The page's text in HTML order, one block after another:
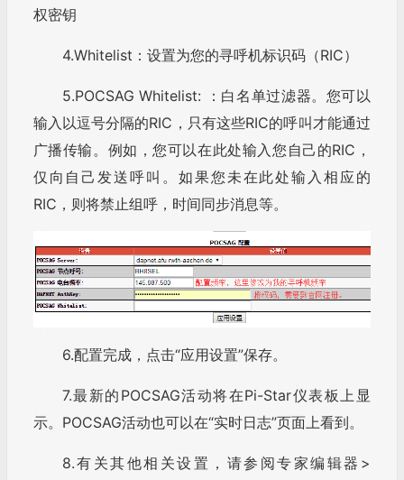
权密钥
4.Whitelist：设置为您的寻呼机标识码（RIC）
5.POCSAG Whitelist: ：白名单过滤器。您可以
输入以逗号分隔的RIC，只有这些RIC的呼叫才能通过
广播传输。例如，您可以在此处输入您自己的RIC，
仅向自己发送呼叫。如果您未在此处输入相应的
RIC，则将禁止组呼，时间同步消息等。
6.配置完成，点击“应用设置”保存。
7.最新的POCSAG活动将在Pi-Star仪表板上显
示。POCSAG活动也可以在“实时日志”页面上看到。
8.有关其他相关设置，请参阅专家编辑器>